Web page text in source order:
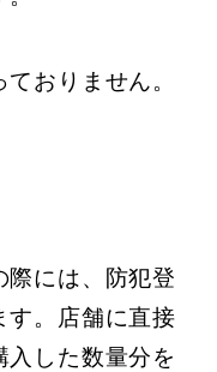
おりません。
際には、​防犯登
す。​​店舗に直接
した数量分を